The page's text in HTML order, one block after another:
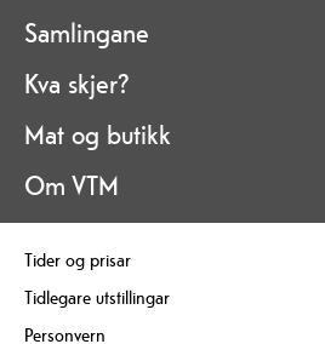
Samlingane
Kva skjer?
Mat og butikk
Om VTM
Tider og prisar
Tidlegare utstillingar
Personvern